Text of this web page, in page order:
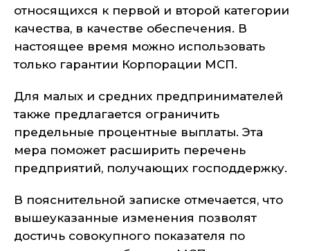
относящихся к первой и второй категории
качества, в качестве обеспечения. В
настоящее время можно использовать
только гарантии Корпорации МСП.
Для малых и средних предпринимателей
также предлагается ограничить
предельные процентные выплаты. Эта
мера поможет расширить перечень
предприятий, получающих господдержку.
В пояснительной записке отмечается, что
вышеуказанные изменения позволят
достичь совокупного показателя по